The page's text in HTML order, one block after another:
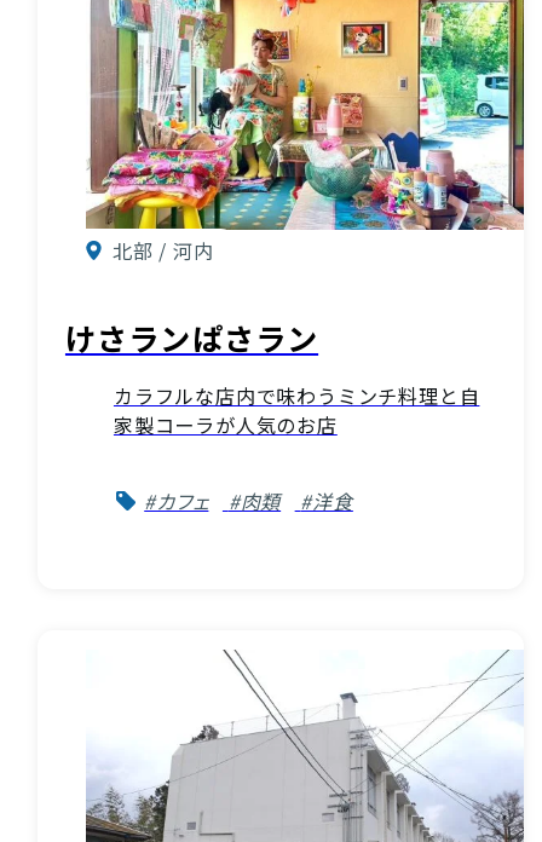
北部 / 河内
けさランぱさラン
カラフルな店内で味わうミンチ料理と自
家製コーラが人気のお店
#カフェ #肉類 #洋食